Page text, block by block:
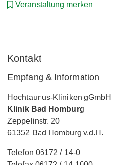
Veranstaltung merken
Kontakt
Empfang & Information
Hochtaunus-Kliniken gGmbH
Klinik Bad Homburg
Zeppelinstr. 20
61352 Bad Homburg v.d.H.
Telefon 06172 / 14-0